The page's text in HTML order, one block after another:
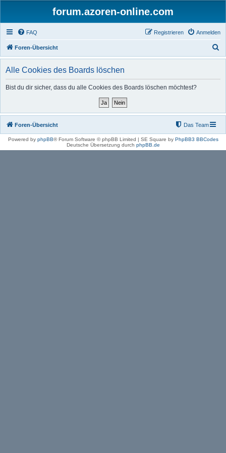
forum.azoren-online.com
FAQ Anmelden
Registrieren
Foren-Übersicht
u
Alle Cookies des Boards löschen
Bist du dir sicher, dass du alle Cookies des Boards löschen möchtest?
Foren-Übersicht Das Team
Powered by phpBB® Forum Software © phpBB Limited | SE Square by PhpBB3 BBCodes
Deutsche Übersetzung durch phpBB.de